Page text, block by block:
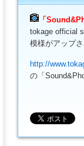
「
tokage official
模様がアップ
http://
の「